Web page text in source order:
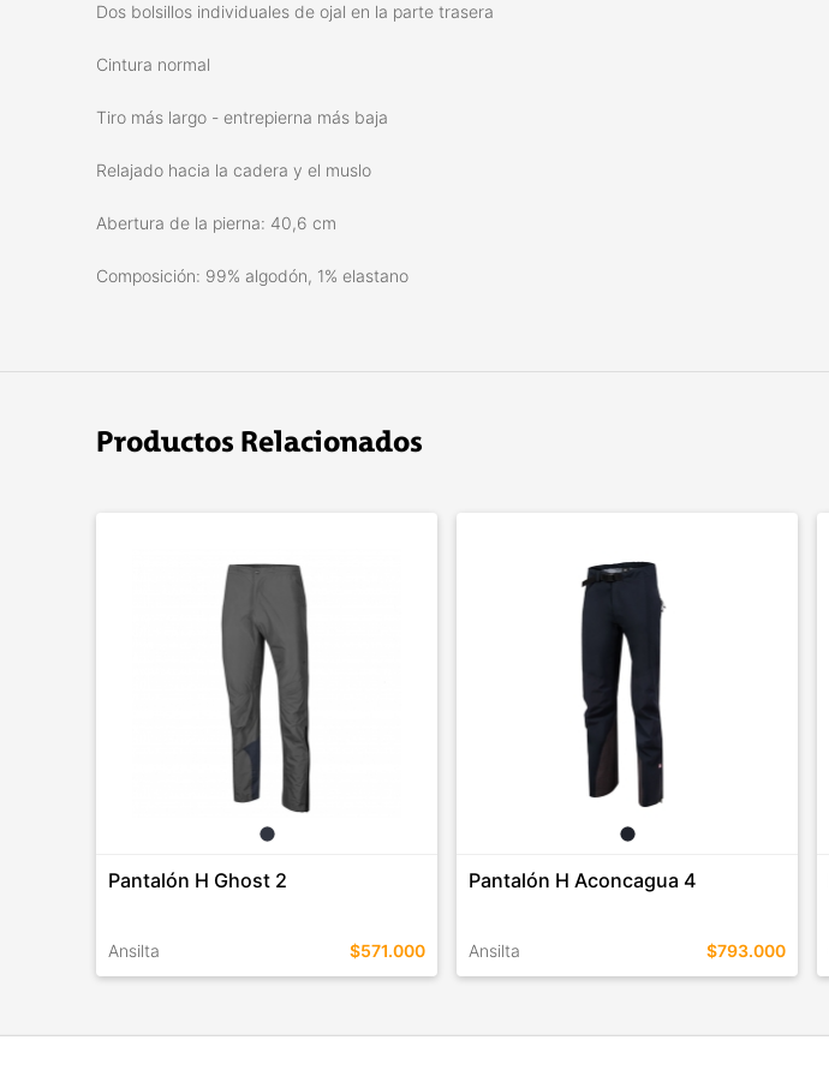
Dos bolsillos individuales de ojal en la parte trasera
Cintura normal
Tiro más largo - entrepierna más baja
Relajado hacia la cadera y el muslo
Abertura de la pierna: 40,6 cm
Composición: 99% algodón, 1% elastano
Productos Relacionados
Pantalón H Ghost 2
Ansilta $571.000
Pantalón H Aconcagua 4
Ansilta $793.000